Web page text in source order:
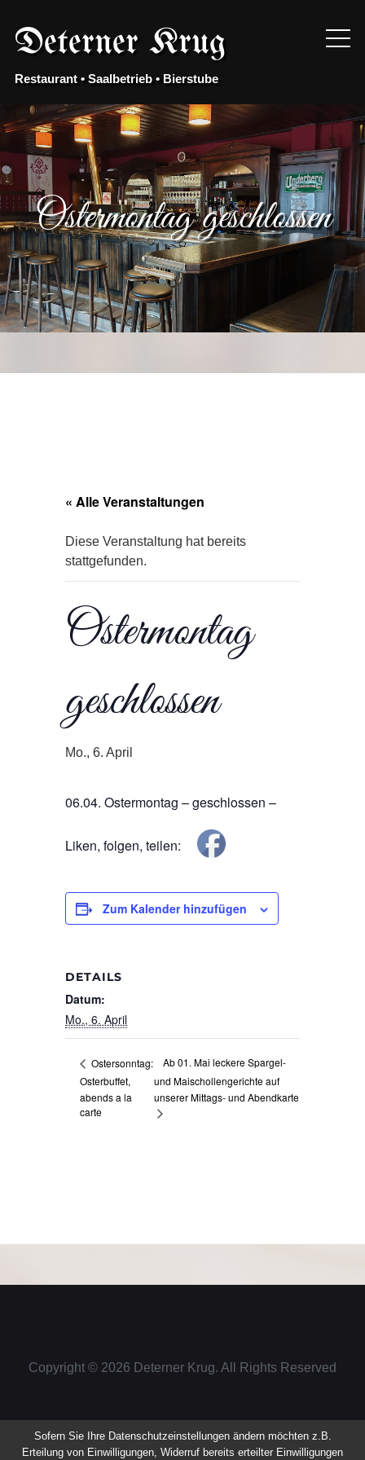
content
Deterner Krug
Restaurant • Saalbetrieb • Bierstube
Ostermontag geschlossen
« Alle Veranstaltungen
Diese Veranstaltung hat bereits
stattgefunden.
Ostermontag
geschlossen
Mo., 6. April
06.04. Ostermontag – geschlossen –
Liken, folgen, teilen:
Zum Kalender hinzufügen
DETAILS
Datum:
Mo., 6. April
Ostersonntag:
Osterbuffet,
abends a la
carte
Ab 01. Mai leckere Spargel-
und Maischollengerichte auf
unserer Mittags- und Abendkarte
Copyright © 2026 Deterner Krug. All Rights Reserved
Sofern Sie Ihre Datenschutzeinstellungen ändern möchten z.B.
Erteilung von Einwilligungen, Widerruf bereits erteilter Einwilligungen